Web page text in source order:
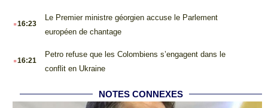
.16:23
Le Premier ministre géorgien accuse le Parlement
européen de chantage
.16:21
Petro refuse que les Colombiens s’engagent dans le
conflit en Ukraine
NOTES CONNEXES